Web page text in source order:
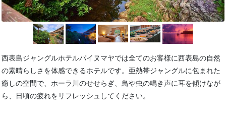
西表島ジャングルホテルパイヌマヤでは全てのお客様に西表島の自然
の素晴らしさを体感できるホテルです。亜熱帯ジャングルに包まれた
癒しの空間で、 ホーラ川のせせらぎ、鳥や虫の鳴き声に耳を傾けなが
ら、日頃の疲れをリフレッシュしてください。